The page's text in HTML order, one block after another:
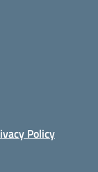
Policy